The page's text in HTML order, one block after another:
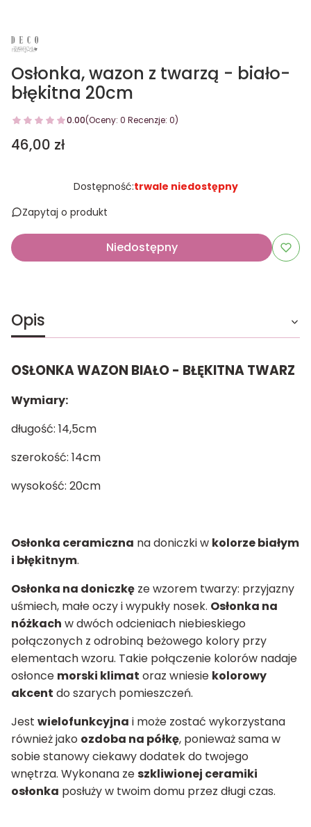
Osłonka, wazon z twarzą - biało-
błękitna 20cm
0.00(Oceny: 0 Recenzje: 0)
Cena
46,00 zł
Dostępność:trwale niedostępny
Zapytaj o produkt
Niedostępny
Opis
OSŁONKA WAZON BIAŁO - BŁĘKITNA TWARZ
Wymiary:
długość: 14,5cm
szerokość: 14cm
wysokość: 20cm
Osłonka ceramiczna na doniczki w kolorze białym
i błękitnym.
Osłonka na doniczkę ze wzorem twarzy: przyjazny
uśmiech, małe oczy i wypukły nosek. Osłonka na
nóżkach w dwóch odcieniach niebieskiego
połączonych z odrobiną beżowego kolory przy
elementach wzoru. Takie połączenie kolorów nadaje
osłonce morski klimat oraz wniesie kolorowy
akcent do szarych pomieszczeń.
Jest wielofunkcyjna i może zostać wykorzystana
również jako ozdoba na półkę, ponieważ sama w
sobie stanowy ciekawy dodatek do twojego
wnętrza. Wykonana zeszkliwionej ceramiki
osłonka posłuży w twoim domu przez długi czas.